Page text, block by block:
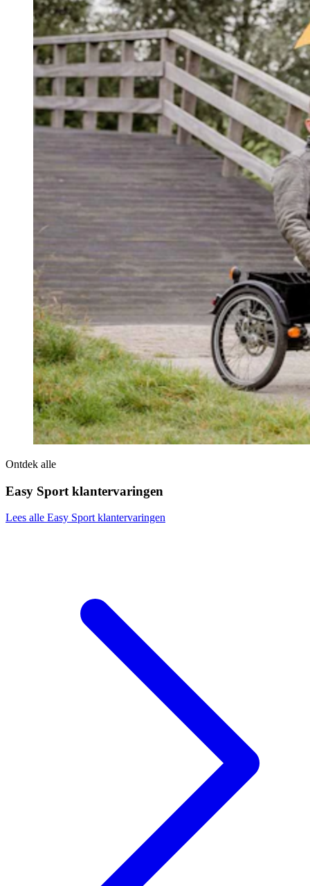
Ontdek alle
Easy Sport klantervaringen
Lees alle Easy Sport klantervaringen